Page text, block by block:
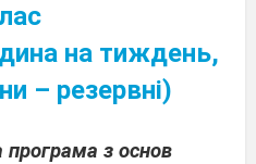
на тиждень,
– резервні)
програма з основ